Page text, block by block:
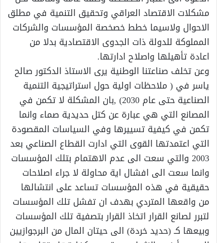
مشكلات الاقتصاد العراقي وتحقيق التنمية في مطلق
الاحوال ولاسيما خطط خصخصة المؤسسات والشركات
المملوكة للدولة ذات الجدوى الاقتصادية بدلا من
اعادة تأهيلها واصلاح ادارتها.
وعن تخلف صناعتنا الوطنية يرى الاستاذ الدكتور صالح
ياسر في ( ملاحظات اولية حول استراتيجية التنمية
الصناعية حتى عام 2030) ,بان المشكلة لا تكمن في
المصانع التي هي عبارة عن كتل حديدية صماء وانما
تكمن في كيفية تسييرها وفي السياسات المقصودة
التي اعتمدتها القوى التي ادارت القطاع الصناعي بعد
2003 والتي سعت الى عدم الاهتمام بتلك المؤسسات
وانما سعت الى افشال اية محاولة لا جراء اصلاحات
حقيقية في هذه المؤسسات تساعد على انتشالها
من واقعها المتردي بهدف ان تفشل تلك المؤسسات
لتبرر لصانع القرار اتخاذ القرار بتصفية تلك المؤسسات
وبيعها كـ (حديد خردة) الى حيتان المال من البرجوازيين